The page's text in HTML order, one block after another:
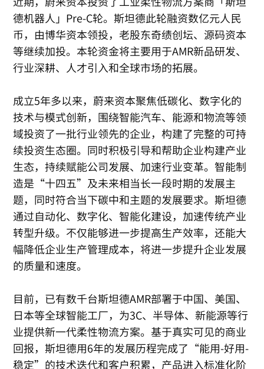
德机器人」Pre-C轮。斯坦德此轮融资数亿元人民
币，由博华资本领投，老股东奇绩创坛、源码资本
等继续加投。本轮资金将主要用于AMR新品研发、
行业深耕、人才引入和全球市场的拓展。
成立5年多以来，蔚来资本聚焦低碳化、数字化的
技术与模式创新，围绕智能汽车、能源和物流等领
域投资了一批行业领先的企业，构建了完整的可持
续投资生态圈。同时积极引导和帮助企业构建产业
生态，持续赋能公司发展、加速行业变革。智能制
造是“十四五”及未来相当长一段时期的发展主
题，同时符合当下碳中和主题的发展要求。斯坦德
通过自动化、数字化、智能化建设，加速传统产业
转型升级。不仅能够进一步提高生产效率，还能大
幅降低企业生产管理成本，将进一步提升企业发展
的质量和速度。
目前，已有数千台斯坦德AMR部署于中国、美国、
日本等全球智能工厂，为3C、半导体、新能源等行
业提供新一代柔性物流方案。基于真实可见的商业
回报，斯坦德用6年的发展历程完成了“能用-好用-
稳定”的技术迭代和客户积累，产品进入标准化阶